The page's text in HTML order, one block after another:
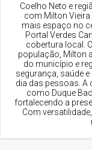
Coelho Neto e
com Milton Vieira
mais espaço no
Portal Verdes
cobertura local.
população, Milton
do município e
segurança, saúde
dia das pessoas. A
como Duque
fortalecendo a
Com